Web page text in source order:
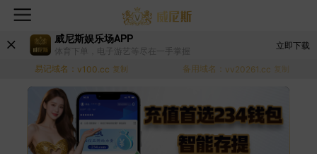
威尼斯娱乐场APP
体育下单，电子游艺等尽在一手掌握
立即下载
易记域名： v100.cc 复制 备用域名： vv20261.cc 复制